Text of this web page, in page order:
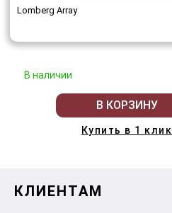
Lomberg Array
В наличии
В КОРЗИНУ
Купить в 1 клик
КЛИЕНТАМ